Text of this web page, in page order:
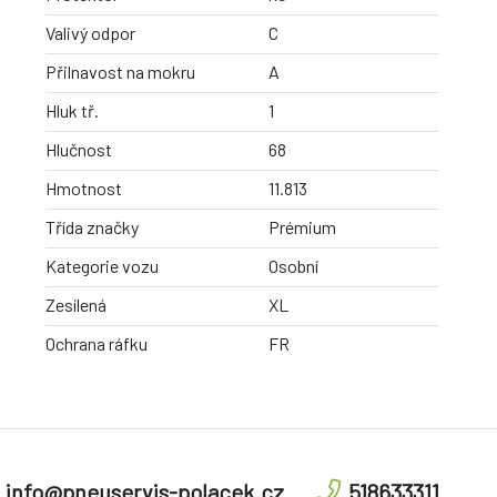
Valivý odpor
C
Přilnavost na mokru
A
Hluk tř.
1
Hlučnost
68
Hmotnost
11.813
Třída značky
Prémium
Kategorie vozu
Osobní
Zesílená
XL
Ochrana ráfku
FR